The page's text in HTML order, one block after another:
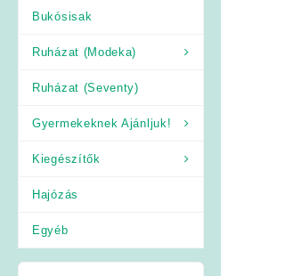
Bukósisak
Ruházat (Modeka)
Ruházat (Seventy)
Gyermekeknek Ajánljuk!
Kiegészítők
Hajózás
Egyéb